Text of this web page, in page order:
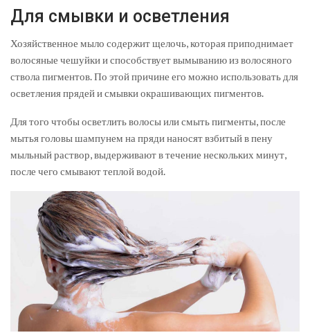
Для смывки и осветления
Хозяйственное мыло содержит щелочь, которая приподнимает
волосяные чешуйки и способствует вымыванию из волосяного
ствола пигментов. По этой причине его можно использовать для
осветления прядей и смывки окрашивающих пигментов.
Для того чтобы осветлить волосы или смыть пигменты, после
мытья головы шампунем на пряди наносят взбитый в пену
мыльный раствор, выдерживают в течение нескольких минут,
после чего смывают теплой водой.